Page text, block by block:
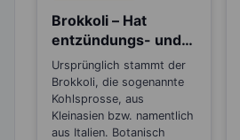
Brokkoli – Hat
entzündungs- und
krebshemmende
Wirkung
Ursprünglich stammt der
Brokkoli, die sogenannte
Kohlsprosse, aus
Kleinasien bzw. namentlich
aus Italien. Botanisch